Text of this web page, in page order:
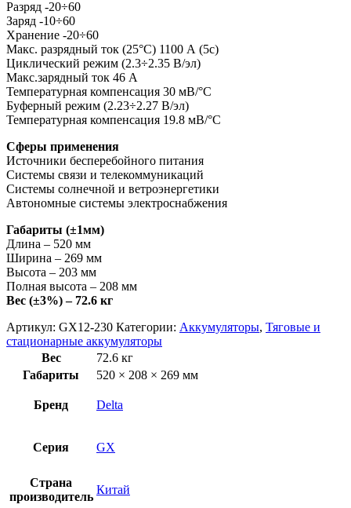
Разряд -20÷60
Заряд -10÷60
Хранение -20÷60
Макс. разрядный ток (25°С) 1100 А (5с)
Циклический режим (2.3÷2.35 В/эл)
Макс.зарядный ток 46 А
Температурная компенсация 30 мВ/°С
Буферный режим (2.23÷2.27 В/эл)
Температурная компенсация 19.8 мВ/°С
Cферы применения
Источники бесперебойного питания
Системы связи и телекоммуникаций
Системы солнечной и ветроэнергетики
Автономные системы электроснабжения
Габариты (±1мм)
Длина – 520 мм
Ширина – 269 мм
Высота – 203 мм
Полная высота – 208 мм
Вес (±3%) – 72.6 кг
Артикул: GX12-230 Категории: Аккумуляторы, Тяговые и
стационарные аккумуляторы
Вес
72.6 кг
Габариты
520 × 208 × 269 мм
Бренд Delta
Серия GX
Страна
производитель
Китай